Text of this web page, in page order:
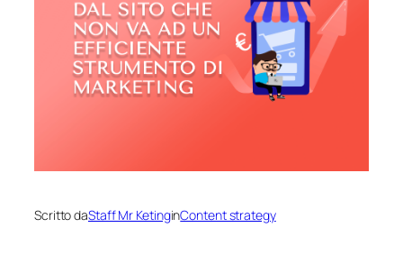
Scritto daStaff Mr KetinginContent strategy